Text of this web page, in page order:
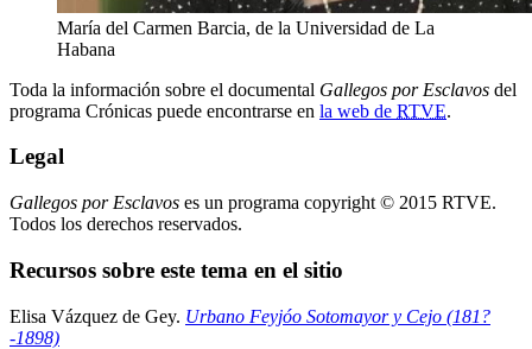
María del Carmen Barcia, de la Universidad de La
Habana
Toda la información sobre el documental Gallegos por Esclavos del
programa Crónicas puede encontrarse en la web de RTVE.
Legal
Gallegos por Esclavos es un programa copyright © 2015 RTVE.
Todos los derechos reservados.
Recursos sobre este tema en el sitio
Elisa Vázquez de Gey. Urbano Feyjóo Sotomayor y Cejo (181?
-1898)